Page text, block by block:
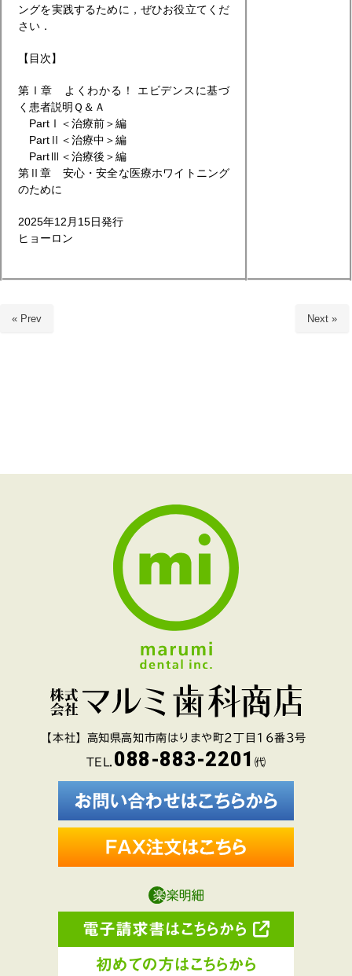
ングを実践するために，ぜひお役立てくだ
さい．
【目次】
第Ⅰ章 よくわかる！ エビデンスに基づ
く患者説明Ｑ＆Ａ
PartⅠ＜治療前＞編
PartⅡ＜治療中＞編
PartⅢ＜治療後＞編
第Ⅱ章 安心・安全な医療ホワイトニング
のために
2025年12月15日発行
ヒョーロン
« Prev Next »
【本社】高知県高知市南はりまや町2丁目16番3号
TEL. 088-883-2201 ㈹
電子請求書はこちらから
初めての方はこちらから